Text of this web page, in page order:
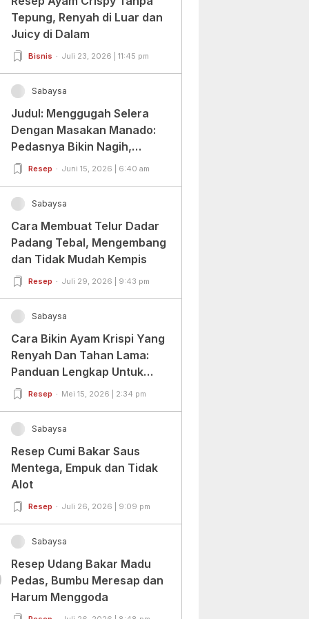
Tepung, Renyah di Luar dan
Juicy di Dalam
Bisnis Juli 23, 2026 | 11:45 pm
Sabaysa
Judul: Menggugah Selera
Dengan Masakan Manado:
Pedasnya Bikin Nagih,
Ragamnya Bikin Ketagihan!
Resep Juni 15, 2026 | 6:40 am
Sabaysa
Cara Membuat Telur Dadar
Padang Tebal, Mengembang
dan Tidak Mudah Kempis
Resep Juli 29, 2026 | 9:43 pm
Sabaysa
Cara Bikin Ayam Krispi Yang
Renyah Dan Tahan Lama:
Panduan Lengkap Untuk
Pemula Dan Profesional
Resep Mei 15, 2026 | 2:34 pm
Sabaysa
Resep Cumi Bakar Saus
Mentega, Empuk dan Tidak
Alot
Resep Juli 26, 2026 | 9:09 pm
Sabaysa
Resep Udang Bakar Madu
Pedas, Bumbu Meresap dan
Harum Menggoda